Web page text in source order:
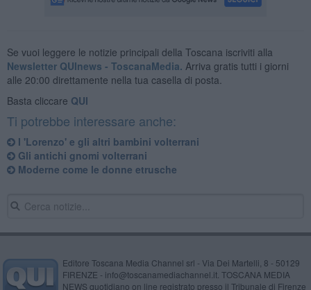
Se vuoi leggere le notizie principali della Toscana iscriviti alla
Newsletter QUInews - ToscanaMedia. Arriva gratis tutti i giorni
alle 20:00 direttamente nella tua casella di posta.
Basta cliccare QUI
Ti potrebbe interessare anche:
I 'Lorenzo' e gli altri bambini volterrani
Gli antichi gnomi volterrani
Moderne come le donne etrusche
Editore Toscana Media Channel srl - Via Dei Martelli, 8 - 50129
FIRENZE - info@toscanamediachannel.it. TOSCANA MEDIA
NEWS quotidiano on line registrato presso il Tribunale di Firenze